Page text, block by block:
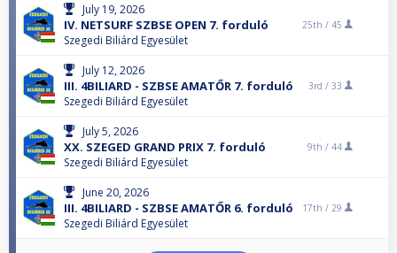
July 19, 2026
IV. NETSURF SZBSE OPEN 7. forduló
Szegedi Biliárd Egyesület
25th / 45
July 12, 2026
III. 4BILIARD - SZBSE AMATŐR 7. forduló
Szegedi Biliárd Egyesület
3rd / 33
July 5, 2026
XX. SZEGED GRAND PRIX 7. forduló
Szegedi Biliárd Egyesület
9th / 44
June 20, 2026
III. 4BILIARD - SZBSE AMATŐR 6. forduló
Szegedi Biliárd Egyesület
17th / 29